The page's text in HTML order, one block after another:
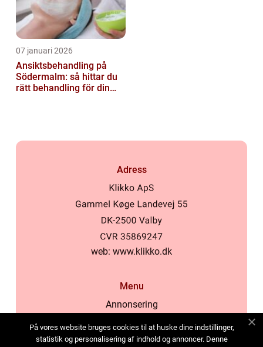
07 januari 2026
Ansiktsbehandling på
Södermalm: så hittar du
rätt behandling för din
Adress
web: www.klikko.dk
Menu
Annonsering
Cookies
På vores website bruges cookies til at huske dine indstillinger,
statistik og personalisering af indhold og annoncer. Denne